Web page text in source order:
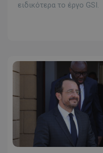
ειδικότερα το έργο GSI.